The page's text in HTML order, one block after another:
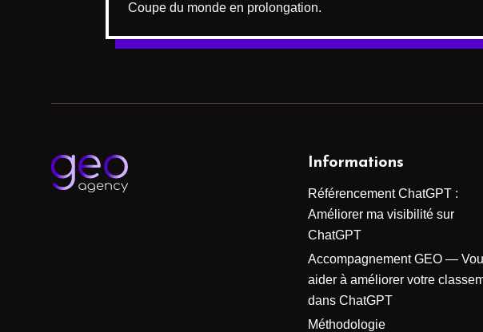
Coupe du monde en prolongation.
Informations
Référencement ChatGPT :
Améliorer ma visibilité sur
ChatGPT
Accompagnement GEO —
aider à améliorer votre
dans ChatGPT
Méthodologie